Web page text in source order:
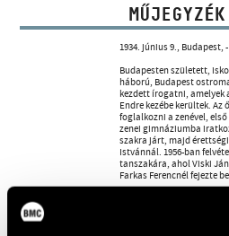
MŰJEGYZÉK
1934. június 9., Budapest,
Budapesten született,
háború, Budapest
kezdett írogatni, amelyek
Endre kezébe kerültek.
foglalkozni a zenével,
zenei gimnáziumba
szakra járt, majd
Istvánnál. 1956-ban
tanszakára, ahol Viski
Farkas Ferencnél fejezte
Mint zeneakadémista,
kompozíció
amit a Főiskola kórusa